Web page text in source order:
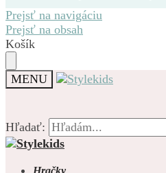
Prejsť na navigáciu
Prejsť na obsah
Košík
MENU
Hľadať:
Hľadať:
Hračky